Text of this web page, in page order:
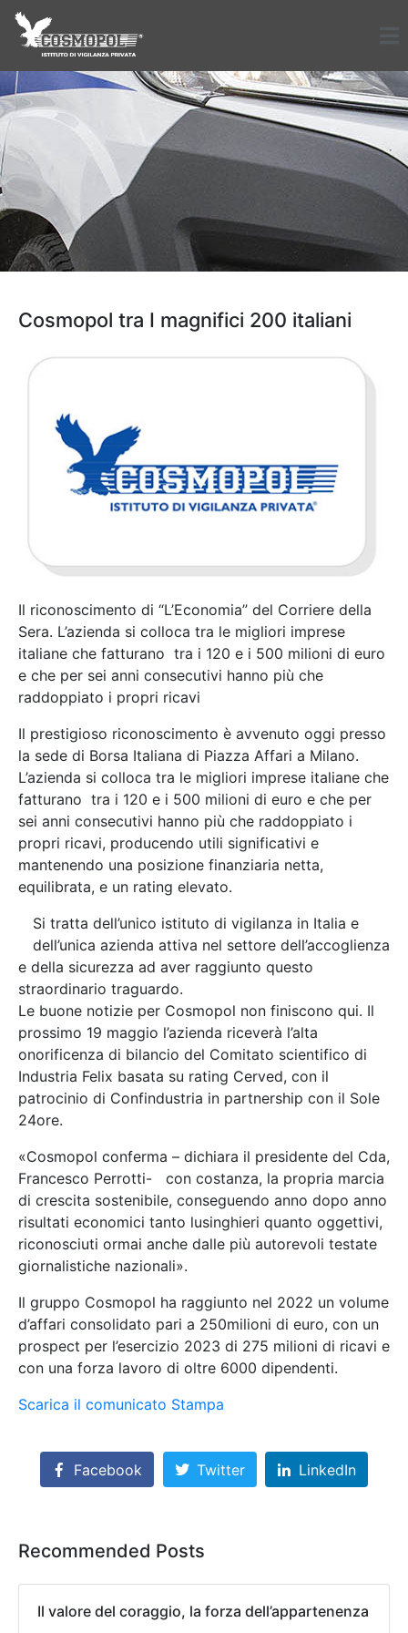
Cosmopol tra I magnifici 200 italiani
Il riconoscimento di “L’Economia” del Corriere della
Sera. L’azienda si colloca tra le migliori imprese
italiane che fatturano tra i 120 e i 500 milioni di euro
e che per sei anni consecutivi hanno più che
raddoppiato i propri ricavi
Il prestigioso riconoscimento è avvenuto oggi presso
la sede di Borsa Italiana di Piazza Affari a Milano.
L’azienda si colloca tra le migliori imprese italiane che
fatturano tra i 120 e i 500 milioni di euro e che per
sei anni consecutivi hanno più che raddoppiato i
propri ricavi, producendo utili significativi e
mantenendo una posizione finanziaria netta,
equilibrata, e un rating elevato.
Si tratta dell’unico istituto di vigilanza in Italia e
dell’unica azienda attiva nel settore dell’accoglienza
e della sicurezza ad aver raggiunto questo
straordinario traguardo.
Le buone notizie per Cosmopol non finiscono qui. Il
prossimo 19 maggio l’azienda riceverà l’alta
onorificenza di bilancio del Comitato scientifico di
Industria Felix basata su rating Cerved, con il
patrocinio di Confindustria in partnership con il Sole
24ore.
«Cosmopol conferma – dichiara il presidente del Cda,
Francesco Perrotti- con costanza, la propria marcia
di crescita sostenibile, conseguendo anno dopo anno
risultati economici tanto lusinghieri quanto oggettivi,
riconosciuti ormai anche dalle più autorevoli testate
giornalistiche nazionali».
Il gruppo Cosmopol ha raggiunto nel 2022 un volume
d’affari consolidato pari a 250milioni di euro, con un
prospect per l’esercizio 2023 di 275 milioni di ricavi e
con una forza lavoro di oltre 6000 dipendenti.
Scarica il comunicato Stampa
Facebook Twitter LinkedIn
Recommended Posts
Il valore del coraggio, la forza dell’appartenenza